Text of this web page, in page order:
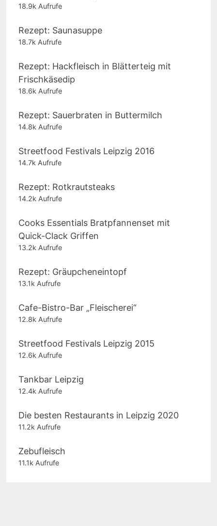
18.9k Aufrufe
Rezept: Saunasuppe
18.7k Aufrufe
Rezept: Hackfleisch in Blätterteig mit
Frischkäsedip
18.6k Aufrufe
Rezept: Sauerbraten in Buttermilch
14.8k Aufrufe
Streetfood Festivals Leipzig 2016
14.7k Aufrufe
Rezept: Rotkrautsteaks
14.2k Aufrufe
Cooks Essentials Bratpfannenset mit
Quick-Clack Griffen
13.2k Aufrufe
Rezept: Gräupcheneintopf
13.1k Aufrufe
Cafe-Bistro-Bar „Fleischerei“
12.8k Aufrufe
Streetfood Festivals Leipzig 2015
12.6k Aufrufe
Tankbar Leipzig
12.4k Aufrufe
Die besten Restaurants in Leipzig 2020
11.2k Aufrufe
Zebufleisch
11.1k Aufrufe